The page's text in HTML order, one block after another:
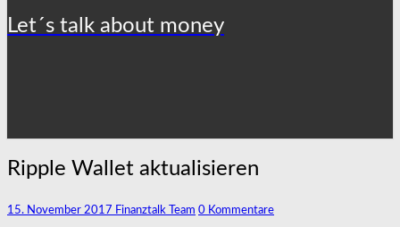
Let´s talk about money
Ripple
Wallet
aktualisieren
Ripple Wallet aktualisieren
15. November 2017 Finanztalk Team Kommentare
0 Kommentare